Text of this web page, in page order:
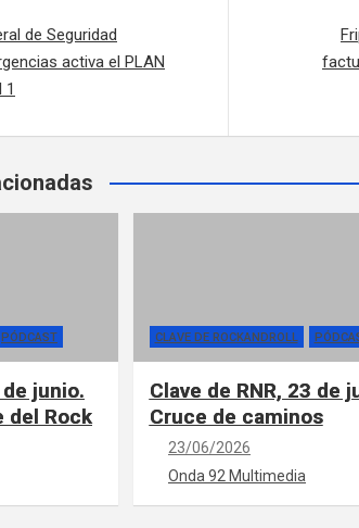
de Seguridad
activa el PLAN
1
PÓDCAST
de junio.
del Rock
CLAVE DE ROCKANDROLL
Clave de RNR, 23 de
Cruce de caminos
23/06/2026
Onda 92 Multimedia